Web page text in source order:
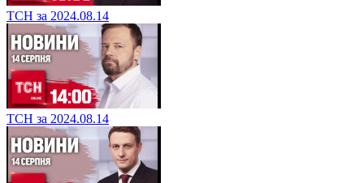
ТСН за 2024.08.14
ТСН за 2024.08.14